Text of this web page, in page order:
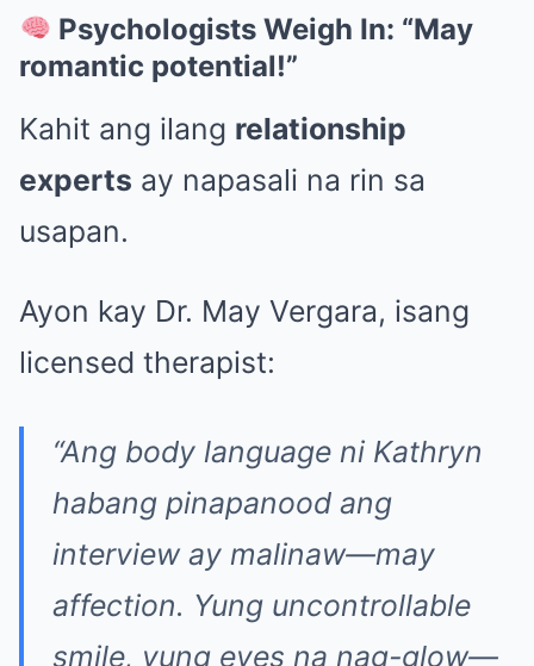
Psychologists Weigh In: “May
romantic potential!”
Kahit ang ilang relationship
experts ay napasali na rin sa
usapan.
Ayon kay Dr. May Vergara, isang
licensed therapist:
“Ang body language ni Kathryn
habang pinapanood ang
interview ay malinaw—may
affection. Yung uncontrollable
smile, yung eyes na nag-glow—